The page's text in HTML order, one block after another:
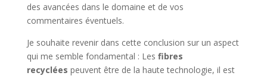
des avancées dans le domaine et de vos
commentaires éventuels.
Je souhaite revenir dans cette conclusion sur un aspect
qui me semble fondamental : Les fibres
recyclées peuvent être de la haute technologie, il est